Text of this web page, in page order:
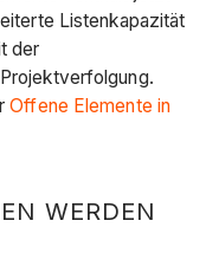
Listenkapazität
der
Offene Elemente in
WERDEN